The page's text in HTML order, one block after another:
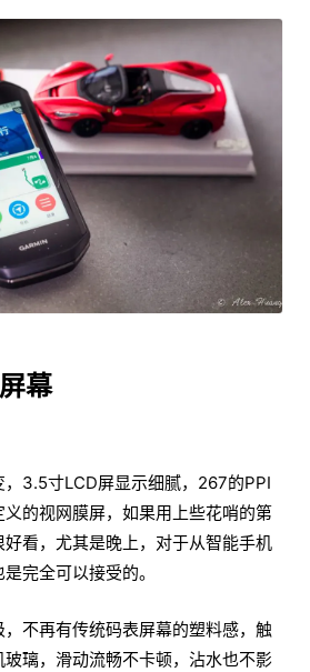
幕
，3.5寸LCD屏显示细腻，267的PPI
的视网膜屏，如果用上些花哨的第
看，尤其是晚上，对于从智能手机
完全可以接受的。
不再有传统码表屏幕的塑料感，触
璃，滑动流畅不卡顿，沾水也不影